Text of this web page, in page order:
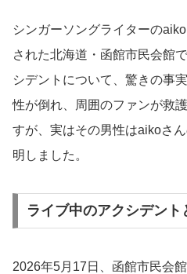
シンガーソングライターの
された北海道・函館市民会館
シデントについて、驚きの事
性が倒れ、周囲のファンが救
すが、実はその男性はaikoさ
明しました。
ライブ中のアクシデン
2026年5月17日、函館市民会